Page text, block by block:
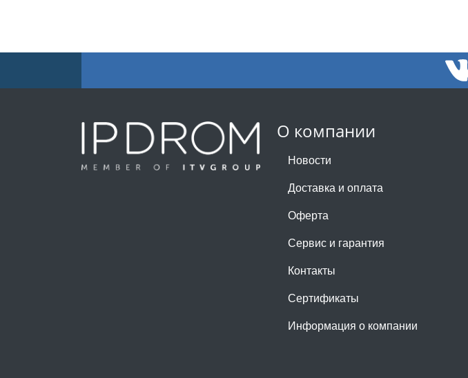
О компании
Новости
Доставка и оплата
Оферта
Сервис и гарантия
Контакты
Сертификаты
Информация о компании